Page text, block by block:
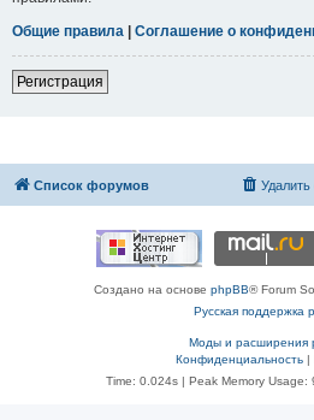
Общие правила | Соглашение о
Регистрация
Список форумов
Создано на основе phpBB® Forum
Русская поддержка
Моды и расширения
Конфиденциальность|
Time: 0.024s| Peak Memory Usage: